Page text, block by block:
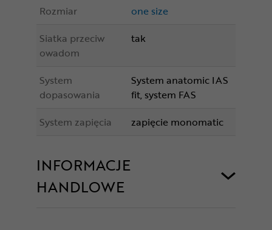
Rozmiar
one size
Siatka przeciw
owadom
tak
System
dopasowania
System anatomic IAS
fit, system FAS
System zapięcia
zapięcie monomatic
INFORMACJE
HANDLOWE